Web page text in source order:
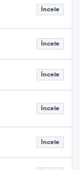
İncele
İncele
İncele
İncele
İncele